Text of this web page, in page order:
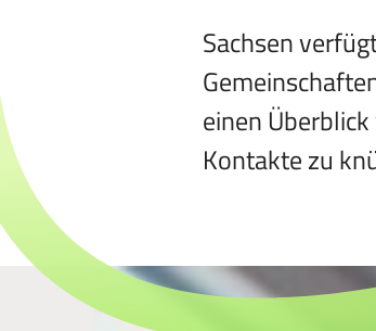
Sachsen
einen
Kontakte zu